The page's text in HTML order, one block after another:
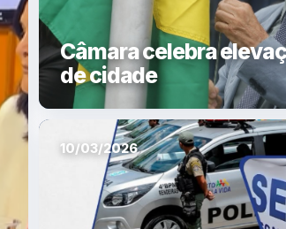
Câmara celebra
de cidade
10/03/2026